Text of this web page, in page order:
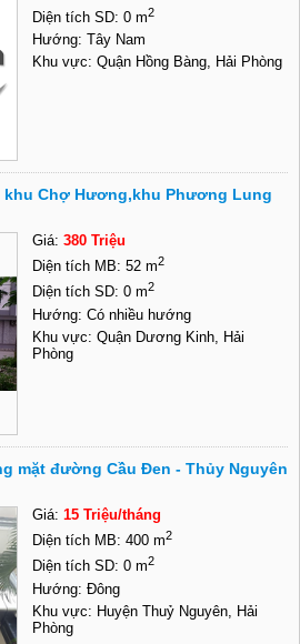
Diện tích SD: 0 m2
Hướng: Tây Nam
Khu vực: Quận Hồng Bàng, Hải Phòng
khu Chợ Hương,khu Phương Lung
Giá: 380 Triệu
Diện tích MB: 52 m2
Diện tích SD: 0 m2
Hướng: Có nhiều hướng
Khu vực: Quận Dương Kinh, Hải
Phòng
mặt đường Cầu Đen - Thủy Nguyên
Giá: 15 Triệu/tháng
Diện tích MB: 400 m2
Diện tích SD: 0 m2
Hướng: Đông
Khu vực: Huyện Thuỷ Nguyên, Hải
Phòng